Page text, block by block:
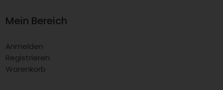
Mein Bereich
Anmelden
Registrieren
Warenkorb